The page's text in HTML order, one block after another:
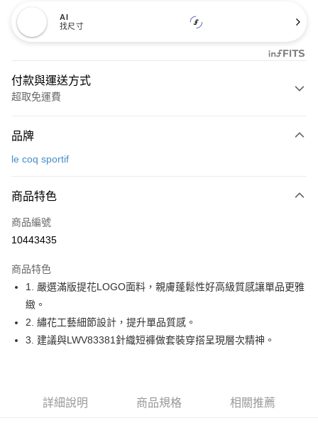
AI
找尺寸
付款與運送方式
超取免運費
信用卡一次付款
LINE Pay
Apple Pay
悠遊付
大哥付你分期
相關說明
【大哥付你分期使用說明】
1.本服務由台灣大哥大提供，台灣大哥大用戶可立即使用無須另外申請。
3.實際核准額度、可分期數及費用金額請依後續交易確認頁面所載為準。
AFTEE先享後付
便利好安心！
品牌
le coq sportif
商品特色
商品編號
10443435
商品特色
1. 嚴選滿版提花LOGO面料，親膚蓬鬆性好高級質感讓單品更雅
緻。
2. 繡花工藝細節設計，提升單品質感。
3. 建議與LWV83381針織短褲做套裝穿搭呈現層次精神。
詳細說明 商品規格 相關推薦